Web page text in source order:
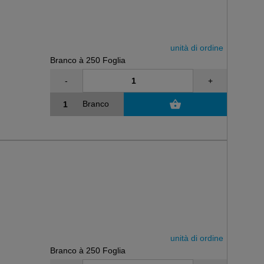
unità di ordine
Branco à 250 Foglia
- +
Branco
unità di ordine
Branco à 250 Foglia